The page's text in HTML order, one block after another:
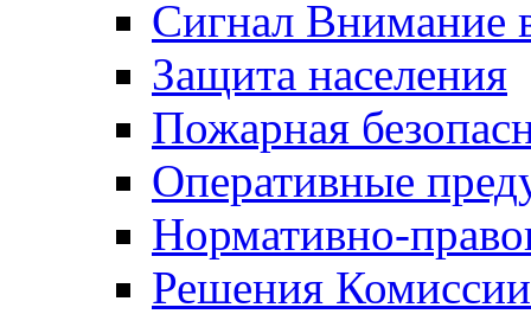
Сигнал Внимание
Защита населения
Пожарная
Оперативные
Нормативно-
Решения